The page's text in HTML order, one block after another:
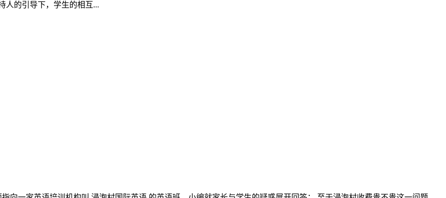
人的引导下，学生的相互...